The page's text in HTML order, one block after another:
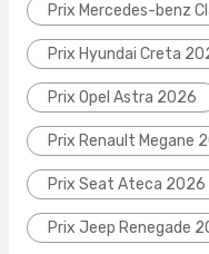
Prix Mercedes-benz
Prix Hyundai Creta
Prix Opel Astra 2026
Prix Renault Megane
Prix Seat Ateca 2026
Prix Jeep Renegade